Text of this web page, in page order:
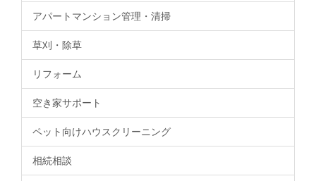
アパートマンション管理・清掃
草刈・除草
リフォーム
空き家サポート
ペット向けハウスクリーニング
相続相談